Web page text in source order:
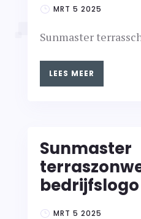
MRT 5 2025
Sunmaster
LEES MEER
Sunmaster
bedrijfslogo
MRT 5 2025